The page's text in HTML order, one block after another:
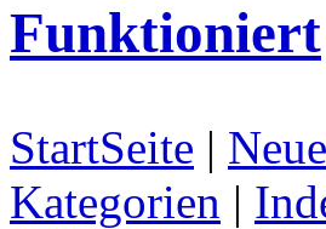
Funktioniert
StartSeite |
Kategorien |